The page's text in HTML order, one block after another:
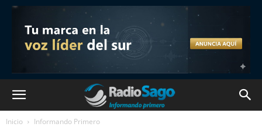
Inicio Informando Primero